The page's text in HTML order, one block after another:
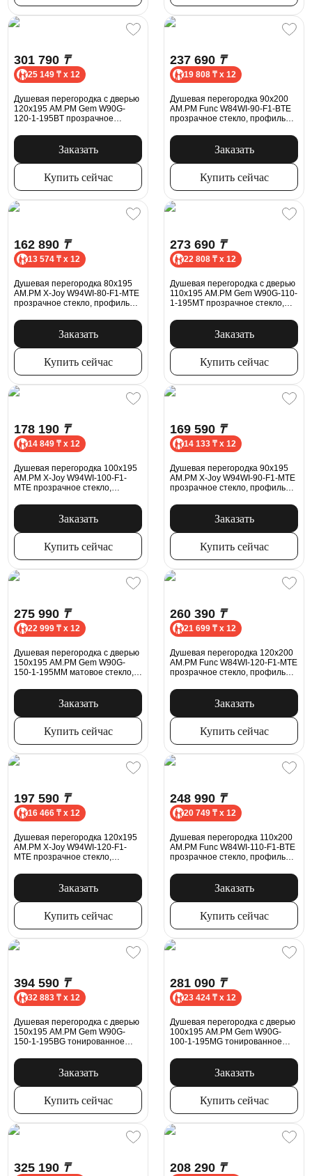
301 790 ₸
25 149 ₸ x 12
Душевая перегородка с дверью
120x195 AM.PM Gem W90G-
120-1-195BT прозрачное
матовый
Заказать
Купить сейчас
237 690 ₸
19 808 ₸ x 12
Душевая перегородка 90x200
AM.PM Func W84WI-90-F1-BTE
прозрачное стекло, профиль
Заказать
Купить сейчас
162 890 ₸
13 574 ₸ x 12
Душевая перегородка 80x195
AM.PM X-Joy W94WI-80-F1-MTE
прозрачное стекло, профиль
Заказать
Купить сейчас
273 690 ₸
22 808 ₸ x 12
Душевая перегородка с дверью
110x195 AM.PM Gem W90G-110-
1-195MT прозрачное стекло,
Заказать
Купить сейчас
178 190 ₸
14 849 ₸ x 12
Душевая перегородка 100x195
AM.PM X-Joy W94WI-100-F1-
MTE прозрачное стекло,
Заказать
Купить сейчас
169 590 ₸
14 133 ₸ x 12
Душевая перегородка 90x195
AM.PM X-Joy W94WI-90-F1-MTE
прозрачное стекло, профиль
Заказать
Купить сейчас
275 990 ₸
22 999 ₸ x 12
Душевая перегородка с дверью
150x195 AM.PM Gem W90G-
150-1-195MM матовое стекло,
Заказать
Купить сейчас
260 390 ₸
21 699 ₸ x 12
Душевая перегородка 120x200
AM.PM Func W84WI-120-F1-MTE
прозрачное стекло, профиль
Заказать
Купить сейчас
197 590 ₸
16 466 ₸ x 12
Душевая перегородка 120x195
AM.PM X-Joy W94WI-120-F1-
MTE прозрачное стекло,
Заказать
Купить сейчас
248 990 ₸
20 749 ₸ x 12
Душевая перегородка 110x200
AM.PM Func W84WI-110-F1-BTE
прозрачное стекло, профиль
Заказать
Купить сейчас
394 590 ₸
32 883 ₸ x 12
Душевая перегородка с дверью
150x195 AM.PM Gem W90G-
150-1-195BG тонированное
матовый
Заказать
Купить сейчас
281 090 ₸
23 424 ₸ x 12
Душевая перегородка с дверью
100x195 AM.PM Gem W90G-
100-1-195MG тонированное
Заказать
Купить сейчас
325 190 ₸ 208 290 ₸